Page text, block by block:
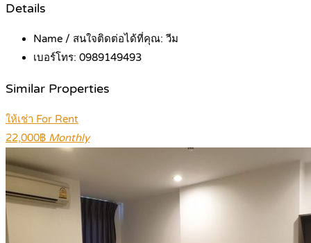
Details
Name / สนใจติดต่อได้ที่คุณ: วีม
เบอร์โทร: 0989149493
Similar Properties
ให้เช่า For Rent
22,000฿ Monthly